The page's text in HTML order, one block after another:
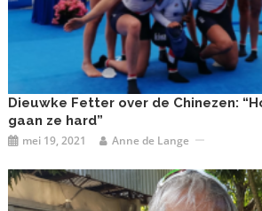
Dieuwke Fetter over de Chinezen:
gaan ze hard”
mei 19, 2021 Anne de Lange